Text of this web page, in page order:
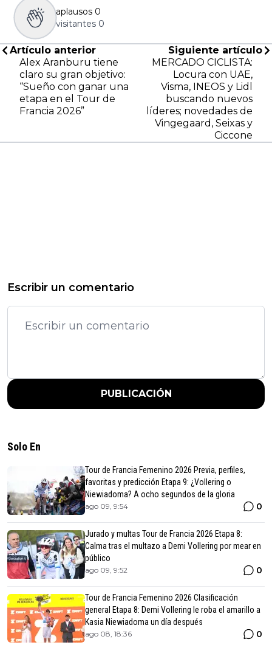
aplausos 0
visitantes 0
Artículo anterior
Alex Aranburu tiene
claro su gran objetivo:
“Sueño con ganar una
etapa en el Tour de
Francia 2026”
Siguiente artículo
MERCADO CICLISTA:
Locura con UAE,
Visma, INEOS y Lidl
buscando nuevos
líderes; novedades de
Vingegaard, Seixas y
Ciccone
Escribir un comentario
PUBLICACIÓN
Solo En
Tour de Francia Femenino 2026 Previa, perfiles,
favoritas y predicción Etapa 9: ¿Vollering o
Niewiadoma? A ocho segundos de la gloria
ago 09, 9:54 0
Jurado y multas Tour de Francia 2026 Etapa 8:
Calma tras el multazo a Demi Vollering por mear en
público
ago 09, 9:52 0
Tour de Francia Femenino 2026 Clasificación
general Etapa 8: Demi Vollering le roba el amarillo a
Kasia Niewiadoma un día después
ago 08, 18:36 0